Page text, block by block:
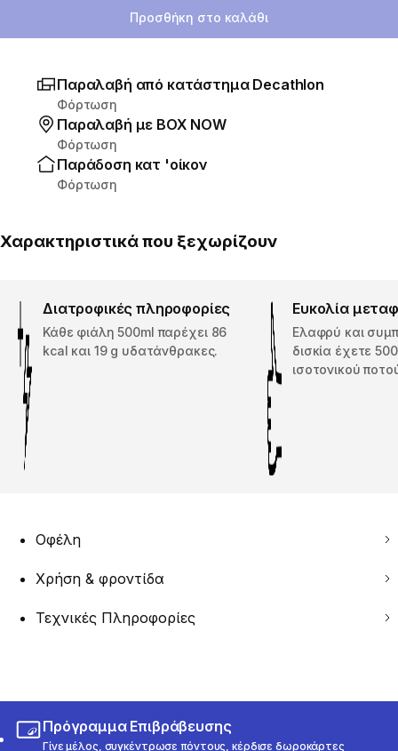
Προσθήκη στο καλάθι
Παραλαβή από κατάστημα Decathlon
Φόρτωση
Παραλαβή με ΒΟΧ ΝΟW
Φόρτωση
Παράδοση κατ 'οίκον
Φόρτωση
Χαρακτηριστικά που ξεχωρίζουν
Διατροφικές πληροφορίες
Κάθε φιάλη 500ml παρέχει 86
kcal και 19 g υδατάνθρακες.
Ευκολία
Ελαφρύ και
δισκία έχετε
ισοτονικού
Οφέλη
Χρήση & φροντίδα
Τεχνικές Πληροφορίες
Πρόγραμμα Επιβράβευσης
Γίνε μέλος, συγκέντρωσε πόντους, κέρδισε δωροκάρτες